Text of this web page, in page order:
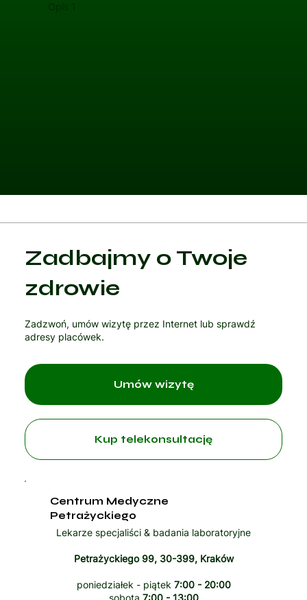
Opis 1
Zadbajmy o Twoje
zdrowie
Zadzwoń, umów wizytę przez Internet lub sprawdź
adresy placówek.
Kup telekonsultację
Centrum Medyczne
Petrażyckiego
Lekarze specjaliści & badania laboratoryjne
Petrażyckiego 99, 30-399, Kraków
poniedziałek - piątek 7:00 - 20:00
Umów wizytę